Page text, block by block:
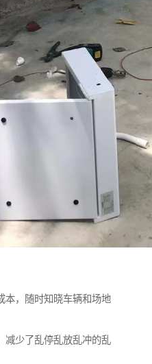
本，随时知晓车辆和场地
减少了乱停乱放乱冲的乱